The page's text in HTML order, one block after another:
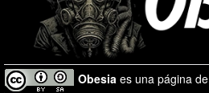
Obesia es una página de